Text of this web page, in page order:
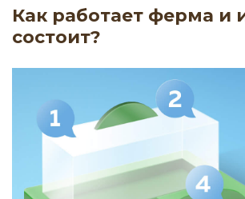
Как работает ферма и
состоит?